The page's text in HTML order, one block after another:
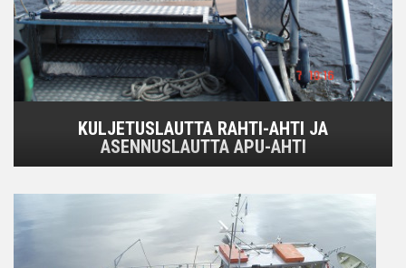
KULJETUSLAUTTA RAHTI-AHTI JA
ASENNUSLAUTTA APU-AHTI